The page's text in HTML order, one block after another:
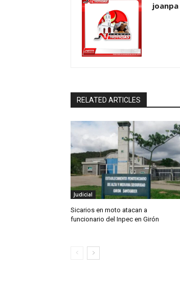
joanpa
RELATED ARTICLES
Judicial
Sicarios en moto atacan a
funcionario del Inpec en Girón